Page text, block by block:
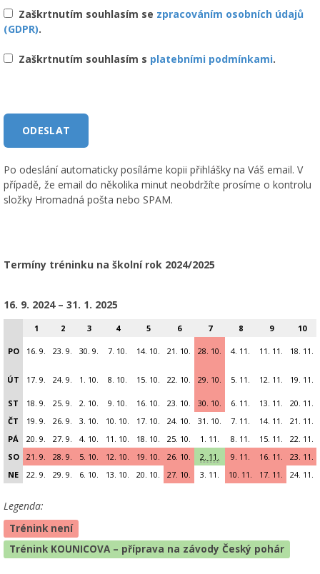
Zaškrtnutím souhlasím se zpracováním osobních údajů
(GDPR).
Zaškrtnutím souhlasím s platebními podmínkami.
Po odeslání automaticky posíláme kopii přihlášky na Váš email. V
případě, že email do několika minut neobdržíte prosíme o kontrolu
složky Hromadná pošta nebo SPAM.
Termíny tréninku na školní rok 2024/2025
16. 9. 2024 – 31. 1. 2025
1 2 3 4 5 6 7 8 9 10
PO 16. 9. 23. 9. 30. 9. 7. 10. 14. 10. 21. 10. 28. 10. 4. 11. 11. 11. 18. 11.
ÚT 17. 9. 24. 9. 1. 10. 8. 10. 15. 10. 22. 10. 29. 10. 5. 11. 12. 11. 19. 11.
ST 18. 9. 25. 9. 2. 10. 9. 10. 16. 10. 23. 10. 30. 10. 6. 11. 13. 11.
20. 11.
ČT
19. 9. 26. 9. 3. 10. 10. 10. 17. 10. 24. 10. 31. 10. 7. 11. 14. 11.
21. 11.
PÁ
20. 9. 27. 9. 4. 10. 11. 10. 18. 10. 25. 10. 1. 11. 8. 11. 15. 11.
22. 11.
SO
21. 9. 28. 9. 5. 10. 12. 10. 19. 10. 26. 10. 2. 11. 9. 11. 16. 11.
23. 11.
NE
22. 9. 29. 9. 6. 10. 13. 10. 20. 10. 27. 10. 3. 11. 10. 11. 17. 11. 24. 11.
Legenda:
Trénink není
Trénink KOUNICOVA – příprava na závody Český pohár